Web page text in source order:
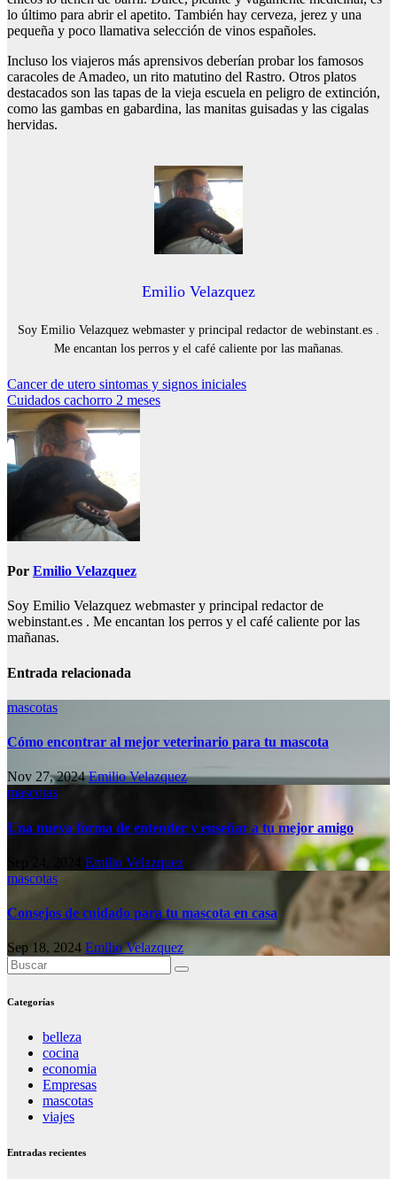
lo último para abrir el apetito. También hay cerveza, jerez y una
pequeña y poco llamativa selección de vinos españoles.
Incluso los viajeros más aprensivos deberían probar los famosos
caracoles de Amadeo, un rito matutino del Rastro. Otros platos
destacados son las tapas de la vieja escuela en peligro de extinción,
como las gambas en gabardina, las manitas guisadas y las cigalas
hervidas.
Emilio Velazquez
Soy Emilio Velazquez webmaster y principal redactor de webinstant.es .
Me encantan los perros y el café caliente por las mañanas.
Navegación
de
entradas
Cancer de utero sintomas y signos iniciales
Cuidados cachorro 2 meses
Por Emilio Velazquez
Soy Emilio Velazquez webmaster y principal redactor de
webinstant.es . Me encantan los perros y el café caliente por las
mañanas.
Entrada relacionada
mascotas
Cómo encontrar al mejor veterinario para tu mascota
Nov 27, 2024Emilio Velazquez
mascotas
Una nueva forma de entender y enseñar a tu mejor amigo
Emilio Velazquez
mascotas
Consejos de cuidado para tu mascota en casa
Sep 18, 2024 Emilio Velazquez
Categorías
belleza
cocina
economia
Empresas
mascotas
viajes
Entradas recientes